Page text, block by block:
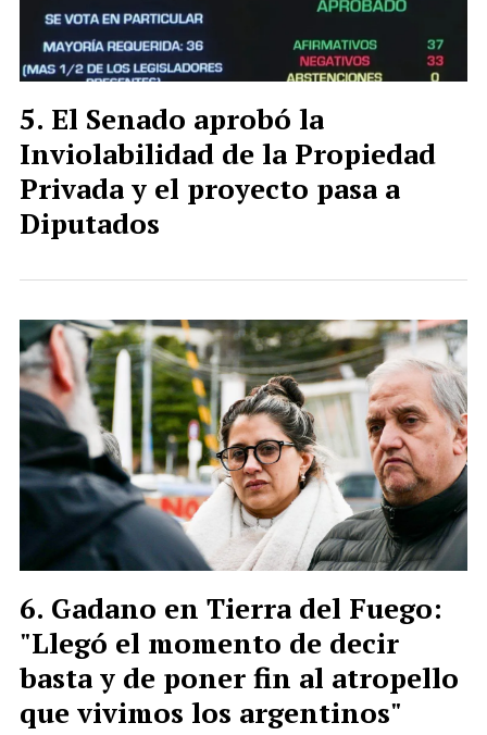
El Senado aprobó la
Inviolabilidad de la Propiedad
Privada y el proyecto pasa a
Diputados
Gadano en Tierra del Fuego:
"Llegó el momento de decir
basta y de poner fin al atropello
que vivimos los argentinos"